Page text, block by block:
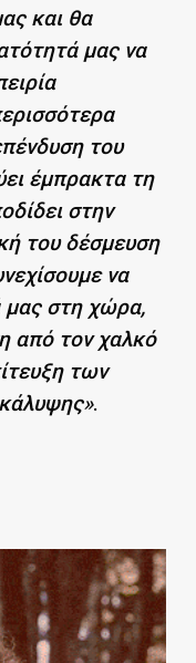
και θα
μας να
του
έμπρακτα τη
στην
του δέσμευση
να
μας στη χώρα,
από τον χαλκό
των
.